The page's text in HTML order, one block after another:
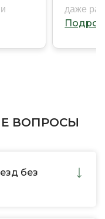
даже
ВОПРОСЫ
без